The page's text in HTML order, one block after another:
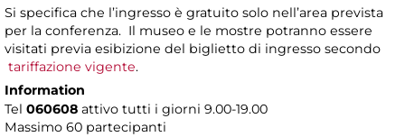
Si specifica che l’ingresso è gratuito solo nell’area prevista
per la conferenza. Il museo e le mostre potranno essere
visitati previa esibizione del biglietto di ingresso secondo
tariffazione vigente.
Information
Tel 060608 attivo tutti i giorni 9.00-19.00
Massimo 60 partecipanti